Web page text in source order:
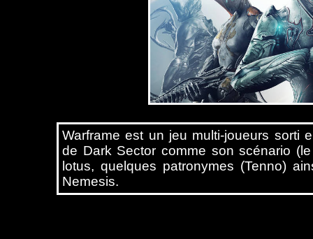
Warframe est un jeu multi-joueurs sorti
de Dark Sector comme son scénario
lotus, quelques patronymes (Tenno)
Nemesis.